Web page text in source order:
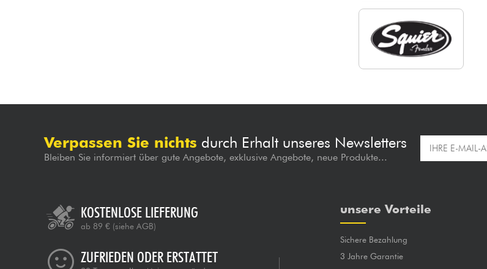
Verpassen Sie nichts durch Erhalt unseres Newsletters
Bleiben Sie informiert über gute Angebote, exklusive Angebote, neue Produkte...
KOSTENLOSE LIEFERUNG
ab 89 € (siehe AGB)
ZUFRIEDEN ODER ERSTATTET
unsere Vorteile
Sichere Bezahlung
3 Jahre Garantie